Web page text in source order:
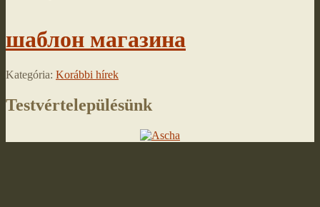
шаблон магазина
Kategória: Korábbi hírek
Testvértelepülésünk